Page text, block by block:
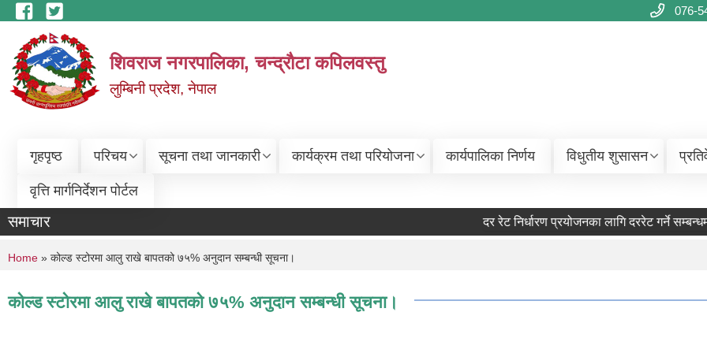
Skip to main content 076-
शिवराज नगरपालिका, चन्द्राैटा कपिलवस्तु
लुम्बिनी प्रदेश, नेपाल
गृहपृष्ठ परिचय सूचना तथा जानकारी कार्यक्रम तथा परियोजना कार्यपालिका निर्णय विधुतीय शुसासन
वृत्ति मार्गनिर्देशन पोर्टल
समाचार दर रेट निर्धारण प्रयोजनका लागि दररेट गर्ने सम्बन्धमा
You are here
Home » कोल्ड स्टोरमा आलु राखे बापतको ७५% अनुदान सम्बन्धी सूचना।
कोल्ड स्टोरमा आलु राखे बापतको ७५% अनुदान सम्बन्धी सूचना।